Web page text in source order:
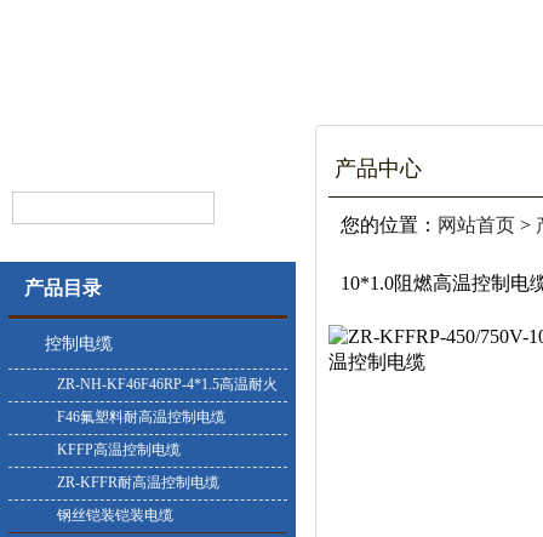
产品目录
控制电缆
ZR-NH-KF46F46RP-4*1.5高温耐火
控制电缆
F46氟塑料耐高温控制电缆
KFFP高温控制电缆
ZR-KFFR耐高温控制电缆
钢丝铠装铠装电缆
产品中心
您的位置： 网站首页 >
10*1.0阻燃高温控制电